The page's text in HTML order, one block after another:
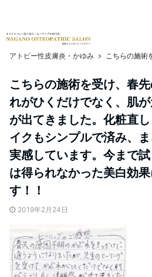
アトピー性皮膚炎・かゆみ
こちらの施術を受け、春
れがひくだけでなく、肌
が出てきました。化粧直
イクもシンプルで済み、
実感しています。今まで
は得られなかった美白効
す！！
2019年2月24日